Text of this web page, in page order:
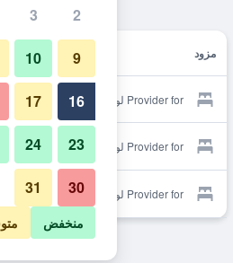
مزود
Provider for لو كابريكورن فيلاز
Provider for لو كابريكورن فيلاز
Provider for لو كابريكورن فيلاز
2
3
9
10
16
17
23
24
30
31
منخفض